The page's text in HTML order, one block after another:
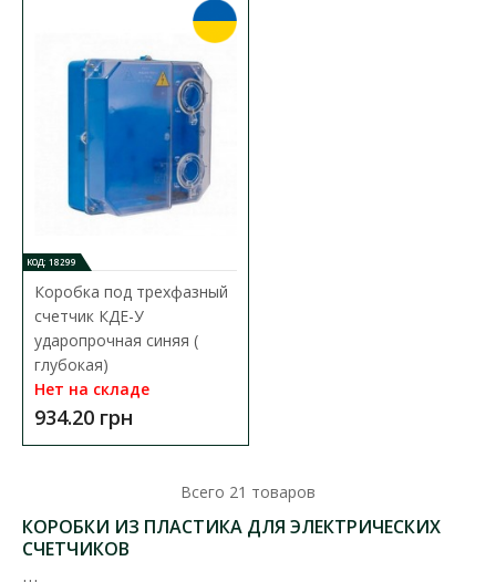
Коробка под однофазный счетчик КДЕ-2
Доступность: В наличии
электрической энергии, а также защитной ап..
410.01 грн
В сравнения
КОД: 18299
Коробка под трехфазный
счетчик КДЕ-У
ударопрочная синяя (
глубокая)
Нет на складе
934.20 грн
Всего 21 товаров
КОРОБКИ ИЗ ПЛАСТИКА ДЛЯ ЭЛЕКТРИЧЕСКИХ
СЧЕТЧИКОВ